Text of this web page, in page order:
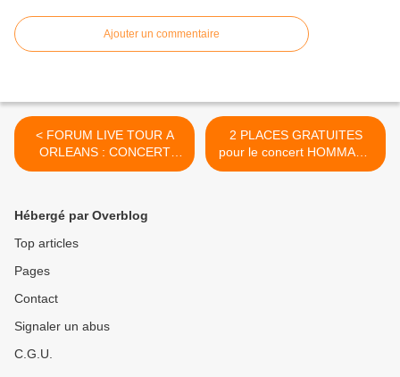
Ajouter un commentaire
< FORUM LIVE TOUR A
ORLEANS : CONCERT
GRATUIT le 4 mai avec
2 PLACES GRATUITES
pour le concert HOMMAGE
A BARBARA samedi 30 avril
Hébergé par Overblog
Top articles
Pages
Contact
Signaler un abus
C.G.U.